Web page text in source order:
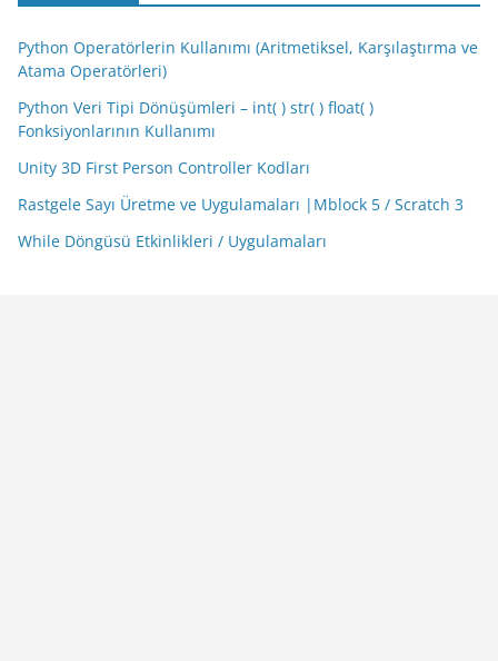
Python Operatörlerin Kullanımı (Aritmetiksel, Karşılaştırma ve
Atama Operatörleri)
Python Veri Tipi Dönüşümleri – int( ) str( ) float( )
Fonksiyonlarının Kullanımı
Unity 3D First Person Controller Kodları
Rastgele Sayı Üretme ve Uygulamaları |Mblock 5 / Scratch 3
While Döngüsü Etkinlikleri / Uygulamaları